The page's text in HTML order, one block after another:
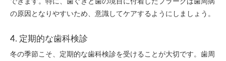
の原因となりやすいため、意識してケアするようにしましょう。
4. 定期的な歯科検診
冬の季節こそ、定期的な歯科検診を受けることが大切です。歯周